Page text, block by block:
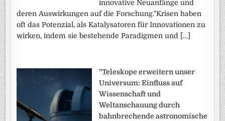
innovative Neuanfänge und
deren Auswirkungen auf die Forschung."Krisen haben
oft das Potenzial, als Katalysatoren für Innovationen zu
wirken, indem sie bestehende Paradigmen und […]
"Teleskope erweitern unser
Universum: Einfluss auf
Wissenschaft und
Weltanschauung durch
bahnbrechende astronomische